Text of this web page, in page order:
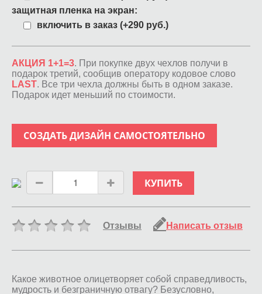
защитная пленка на экран:
включить в заказ (+290 руб.)
АКЦИЯ 1+1=3. При покупке двух чехлов получи в
подарок третий, сообщив оператору кодовое слово
LAST. Все три чехла должны быть в одном заказе.
Подарок идет меньший по стоимости.
СОЗДАТЬ ДИЗАЙН САМОСТОЯТЕЛЬНО
КУПИТЬ
Отзывы Написать отзыв
Какое животное олицетворяет собой справедливость,
мудрость и безграничную отвагу? Безусловно,